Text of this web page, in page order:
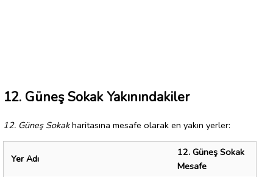
12. Güneş Sokak Yakınındakiler
12. Güneş Sokakharitasına mesafe olarak en yakın yerler:
Yer Adı
12. Güneş Sokak
Mesafe